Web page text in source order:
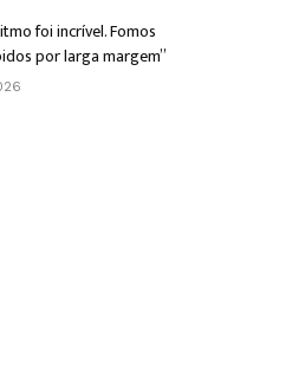
foi incrível. Fomos
por larga margem”